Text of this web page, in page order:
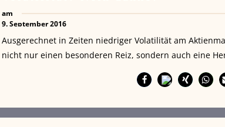
am
9. September 2016
Ausgerechnet in Zeiten niedriger Volatilität am
nicht nur einen besonderen Reiz, sondern auch eine